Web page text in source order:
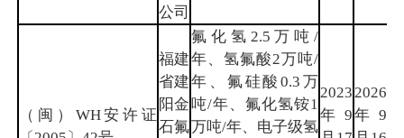
公司
（闽）WH安许证
福建
省建
阳金
石氟
氟化氢2.5万吨/
年、氢氟酸2万吨/
年、氟硅酸0.3万
吨/年、氟化氢铵1
万吨/年、电子级氢
2023
年9
2026
年9